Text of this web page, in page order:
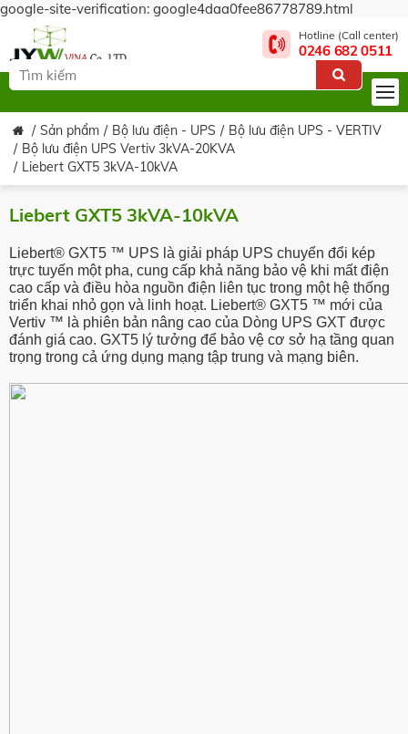
google-site-verification: google4daa0fee86778789.html
Hotline (Call center)
0246 682 0511
Sản phẩm Bộ lưu điện - UPS
Bộ lưu điện UPS - VERTIV
Bộ lưu điện UPS Vertiv 3kVA-20KVA
Liebert GXT5 3kVA-10kVA
Liebert GXT5 3kVA-10kVA
Liebert® GXT5 ™ UPS là giải pháp UPS chuyển đổi kép
trực tuyến một pha, cung cấp khả năng bảo vệ khi mất điện
cao cấp và điều hòa nguồn điện liên tục trong một hệ thống
triển khai nhỏ gọn và linh hoạt. Liebert® GXT5 ™ mới của
Vertiv ™ là phiên bản nâng cao của Dòng UPS GXT được
đánh giá cao. GXT5 lý tưởng để bảo vệ cơ sở hạ tầng quan
trọng trong cả ứng dụng mạng tập trung và mạng biên.